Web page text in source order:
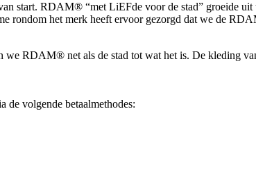
start. RDAM® “met LiEFde voor de stad” groeide
rondom het merk heeft ervoor gezorgd dat we de
we RDAM® net als de stad tot wat het is. De kleding
volgende betaalmethodes: